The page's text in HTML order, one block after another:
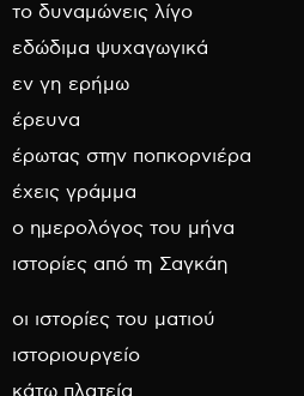
το δυναμώνεις λίγο
εδώδιμα ψυχαγωγικά
εν γη ερήμω
έρευνα
έρωτας στην ποπκορνιέρα
έχεις γράμμα
ο ημερολόγος του μήνα
ιστορίες από τη Σαγκάη
οι ιστορίες του ματιού
ιστοριουργείο